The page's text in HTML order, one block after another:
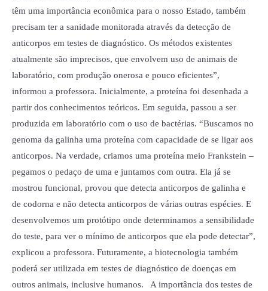
têm uma importância econômica para o nosso Estado, também
precisam ter a sanidade monitorada através da detecção de
anticorpos em testes de diagnóstico. Os métodos existentes
atualmente são imprecisos, que envolvem uso de animais de
laboratório, com produção onerosa e pouco eficientes”,
informou a professora. Inicialmente, a proteína foi desenhada a
partir dos conhecimentos teóricos. Em seguida, passou a ser
produzida em laboratório com o uso de bactérias. “Buscamos no
genoma da galinha uma proteína com capacidade de se ligar aos
anticorpos. Na verdade, criamos uma proteína meio Frankstein –
pegamos o pedaço de uma e juntamos com outra. Ela já se
mostrou funcional, provou que detecta anticorpos de galinha e
de codorna e não detecta anticorpos de várias outras espécies. E
desenvolvemos um protótipo onde determinamos a sensibilidade
do teste, para ver o mínimo de anticorpos que ela pode detectar”,
explicou a professora. Futuramente, a biotecnologia também
poderá ser utilizada em testes de diagnóstico de doenças em
outros animais, inclusive humanos. A importância dos testes de